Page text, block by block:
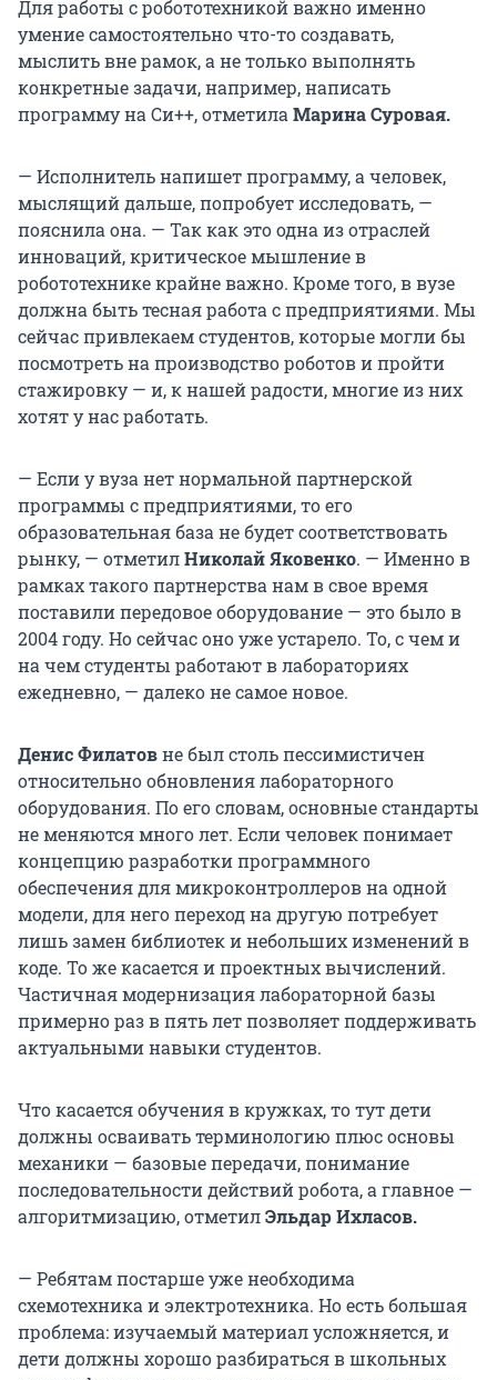
Для работы с робототехникой важно именно
умение самостоятельно что-то создавать,
мыслить вне рамок, а не только выполнять
конкретные задачи, например, написать
программу на Си++, отметилаМарина Суровая.
— Исполнитель напишет программу, а человек,
мыслящий дальше, попробует исследовать, —
пояснила она. — Так как это одна из отраслей
инноваций, критическое мышление в
робототехнике крайне важно. Кроме того, в вузе
должна быть тесная работа с предприятиями. Мы
сейчас привлекаем студентов, которые могли бы
посмотреть на производство роботов и пройти
стажировку — и, к нашей радости, многие из них
хотят у нас работать.
— Если у вуза нет нормальной партнерской
программы с предприятиями, то его
образовательная база не будет соответствовать
рынку, — отметилНиколай Яковенко. — Именно в
рамках такого партнерства нам в свое время
поставили передовое оборудование — это было в
2004 году. Но сейчас оно уже устарело. То, с чем и
на чем студенты работают в лабораториях
ежедневно, — далеко не самое новое.
Денис Филатовне был столь пессимистичен
относительно обновления лабораторного
оборудования. По его словам, основные стандарты
не меняются много лет. Если человек понимает
концепцию разработки программного
обеспечения для микроконтроллеров на одной
модели, для него переход на другую потребует
лишь замен библиотек и небольших изменений в
коде. То же касается и проектных вычислений.
Частичная модернизация лабораторной базы
примерно раз в пять лет позволяет поддерживать
актуальными навыки студентов.
Что касается обучения в кружках, то тут дети
должны осваивать терминологию плюс основы
механики — базовые передачи, понимание
последовательности действий робота, а главное —
алгоритмизацию, отметилЭльдар Ихласов.
— Ребятам постарше уже необходима
схемотехника и электротехника. Но есть большая
проблема: изучаемый материал усложняется, и
дети должны хорошо разбираться в школьных